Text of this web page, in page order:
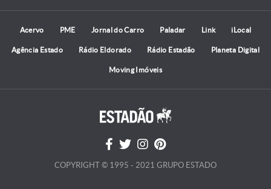
Acervo PME Jornal do Carro Paladar Link iLocal
Agência Estado Rádio Eldorado Rádio Estadão Planeta Digital
Moving Imóveis
COPYRIGHT © 1995 - 2021 GRUPO ESTADO